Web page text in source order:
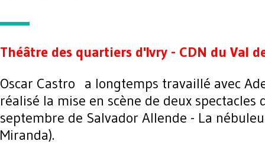
Théâtre des quartiers d'Ivry - CDN du Val
Oscar Castro a longtemps travaillé avec
réalisé la mise en scène de deux spectacles
septembre de Salvador Allende - La
Miranda).